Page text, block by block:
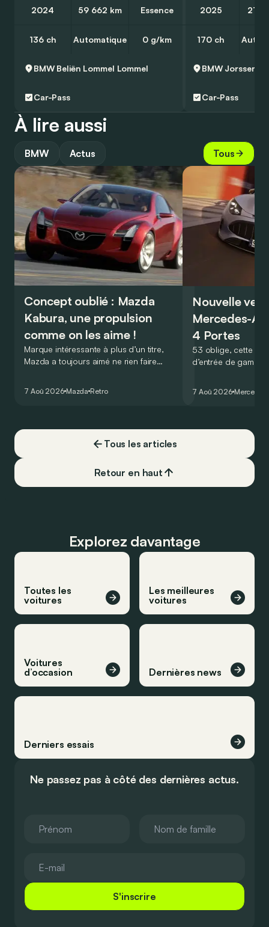
2024 59 662 km Essence
136 ch Automatique 0 g/km
BMW Beliën Lommel Lommel
Car-Pass
2025 21
170 ch
BMW Jorssen
Car-Pass
À lire aussi
BMW Actus Tous
Concept oublié : Mazda
Kabura, une propulsion
comme on les aime !
Marque intéressante à plus d’un titre,
Mazda a toujours aimé ne rien faire
de la plus belle des manières…
7 Aoû 2026 Mazda Retro
Nouvelle
Mercedes-
4 Portes
53 oblige, cette
d’entrée de
moins…
7 Aoû 2026 Mercedes
Tous les articles
Retour en haut
Explorez davantage
Toutes les
voitures
Les meilleures
voitures
Voitures
d’occasion
Dernières news
Derniers essais
Ne passez pas à côté des dernières actus.
S'inscrire